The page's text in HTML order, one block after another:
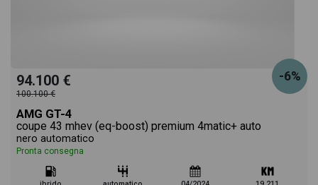
-6%
94.100 €
100.100 €
AMG GT-4
coupe 43 mhev (eq-boost) premium 4matic+ auto
nero automatico
Pronta consegna